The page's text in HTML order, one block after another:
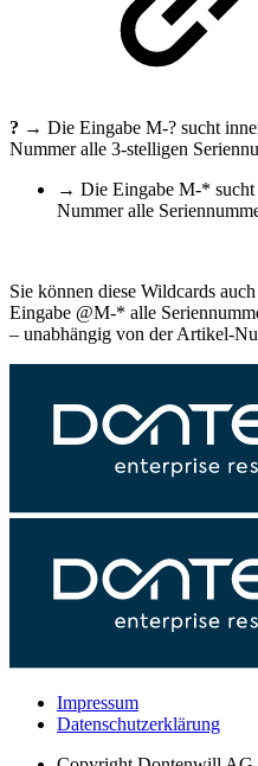
? → Die Eingabe M-? sucht
Nummer alle 3-stelligen
→ Die Eingabe M-* sucht
Nummer alle
Sie können diese Wildcards
Eingabe @M-* alle
– unabhängig von der Artikel-
Impressum
Datenschutzerklärung